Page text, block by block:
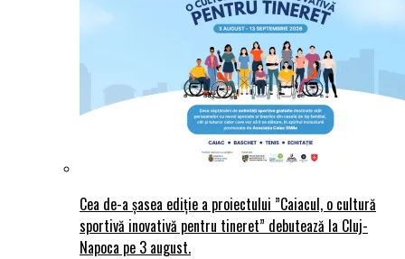
Cea de-a șasea ediție a proiectului ”Caiacul, o cultură
sportivă inovativă pentru tineret” debutează la Cluj-
Napoca pe 3 august.